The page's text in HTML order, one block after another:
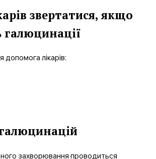
звертатися, якщо
лікарів:
захворювання проводиться